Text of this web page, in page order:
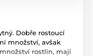
Dobře rostoucí
množství, avšak
rostlin, mají